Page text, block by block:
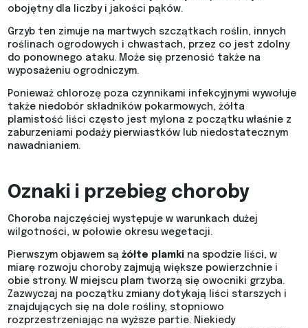
obojętny dla liczby i jakości pąków.
Grzyb ten zimuje na martwych szczątkach roślin, innych
roślinach ogrodowych i chwastach, przez co jest zdolny
do ponownego ataku. Może się przenosić także na
wyposażeniu ogrodniczym.
Ponieważ chlorozę poza czynnikami infekcyjnymi wywołuje
także niedobór składników pokarmowych, żółta
plamistość liści często jest mylona z początku właśnie z
zaburzeniami podaży pierwiastków lub niedostatecznym
nawadnianiem.
Oznaki i przebieg choroby
Choroba najczęściej występuje w warunkach dużej
wilgotności, w połowie okresu wegetacji.
Pierwszym objawem są żółte plamkina spodzie liści, w
miarę rozwoju choroby zajmują większe powierzchnie i
obie strony. W miejscu plam tworzą się owocniki grzyba.
Zazwyczaj na początku zmiany dotykają liści starszych i
znajdujących się na dole rośliny, stopniowo
rozprzestrzeniając na wyższe partie. Niekiedy